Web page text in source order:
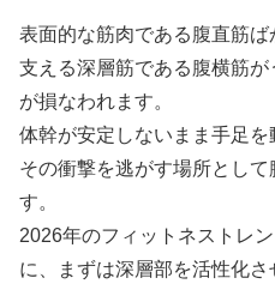
表面的な筋肉である腹直筋
支える深層筋である腹横筋
が損なわれます。
体幹が安定しないまま手足を
その衝撃を逃がす場所とし
す。
2026年のフィットネストレ
に、まずは深層部を活性化